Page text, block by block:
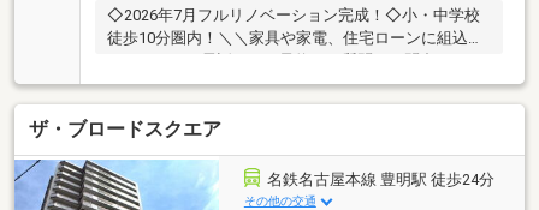
◇2026年7月フルリノベーション完成！◇小・中学校
徒歩10分圏内！＼＼家具や家電、住宅ローンに組込め
ちらまで▼TEL：0120-09-7549【通話無料】ニッカ不
動産へ！～空家につき即日のご案内も可能！～お気兼
ねなくお問合せくださいませ。住宅ローンやリフォー
ムのご相談も承ります！【主なリノベーション内
容】・システムキッチン、ユニットバス、トイレ交
換・洗面化粧台交換 ・建具交換・クロス、フローリ
ザ・ブロードスクエア
名鉄名古屋本線 豊明駅 徒歩24分
その他の交通